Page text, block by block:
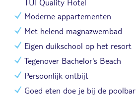
TUI Quality Hotel
Moderne appartementen
Met helend magnazwembad
Eigen duikschool op het resort
Tegenover Bachelor's Beach
Persoonlijk ontbijt
Goed eten doe je bij de poolbar